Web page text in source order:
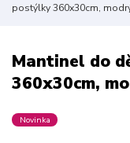
postýlky 360x30cm,
Mantinel do
360x30cm,
Novinka